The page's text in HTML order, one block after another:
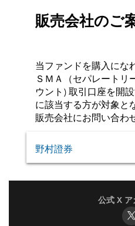
販売会社のご
当ファンドを購入にな
ＳＭＡ（セパレートリ
ウント) 取引口座を開
に該当する方が対象と
販売会社にお問い合わ
野村證券
公式 X ア